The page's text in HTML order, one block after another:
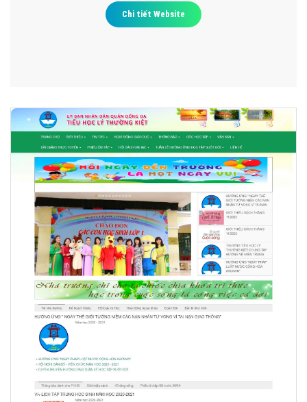
Chi tiết Website